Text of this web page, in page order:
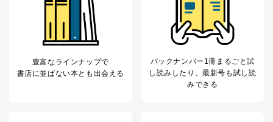
２．利用目的
当社が取り扱う開示対象個人情報の利用目的は次のとお
りです。
No
個人情報の種類 利用目的
購入商品の配送のため
豊富なラインナップで
書店に並ばない本とも出会える
バックナンバー1冊まるごと試
し読み したり、最新号も試し読
みできる